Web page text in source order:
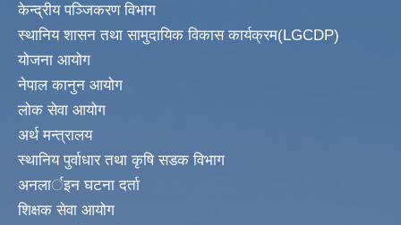
केन्द्रीय पञ्जिकरण विभाग
स्थानिय शासन तथा सामुदायिक विकास कार्यक्रम(LGCDP)
योजना आयोग
नेपाल कानुन आयोग
लोक सेवा आयोग
अर्थ मन्त्रालय
स्थानिय पुर्वाधार तथा कृषि सडक विभाग
अनलार्इन घटना दर्ता
शिक्षक सेवा आयोग